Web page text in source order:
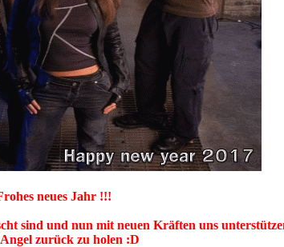
neues Jahr !!!
sind und nun mit neuen Kräften uns
zurück zu holen :D